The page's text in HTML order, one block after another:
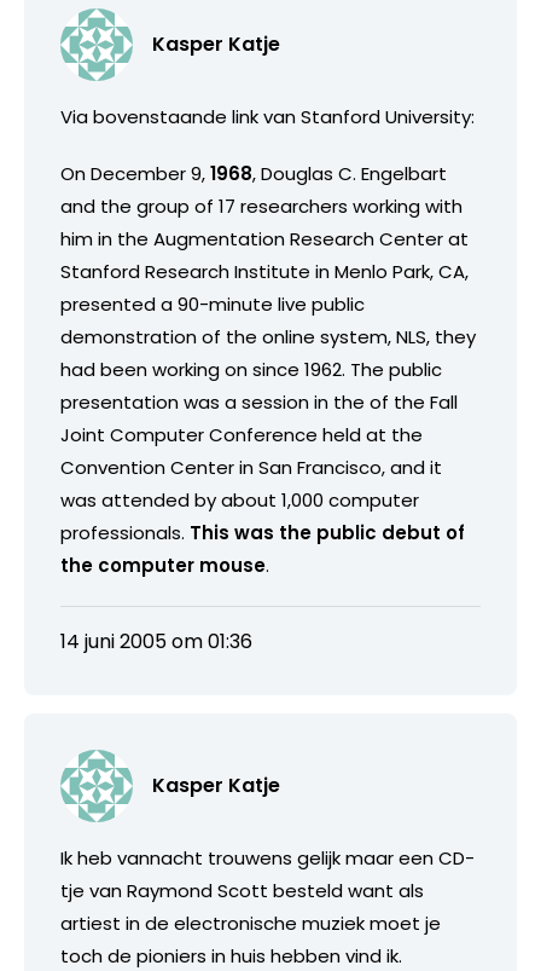
Kasper Katje
Via bovenstaande link van Stanford University:
On December 9,1968, Douglas C. Engelbart
and the group of 17 researchers working with
him in the Augmentation Research Center at
Stanford Research Institute in Menlo Park, CA,
presented a 90-minute live public
demonstration of the online system, NLS, they
had been working on since 1962. The public
presentation was a session in the of the Fall
Joint Computer Conference held at the
Convention Center in San Francisco, and it
was attended by about 1,000 computer
professionals. This was the public debut of
the computer mouse.
14 juni 2005 om 01:36
Kasper Katje
Ik heb vannacht trouwens gelijk maar een CD-
tje van Raymond Scott besteld want als
artiest in de electronische muziek moet je
toch de pioniers in huis hebben vind ik.